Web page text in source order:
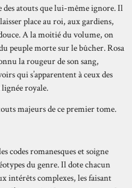
des atouts que lui-même ignore. Il
place au roi, aux gardiens,
A la moitié du volume, on
peuple morte sur le bûcher. Rosa
la rougeur de son sang,
qui s’apparentent à ceux des
royale.
majeurs de ce premier tome.
codes romanesques et soigne
du genre. Il dote chacun
intérêts complexes, les faisant